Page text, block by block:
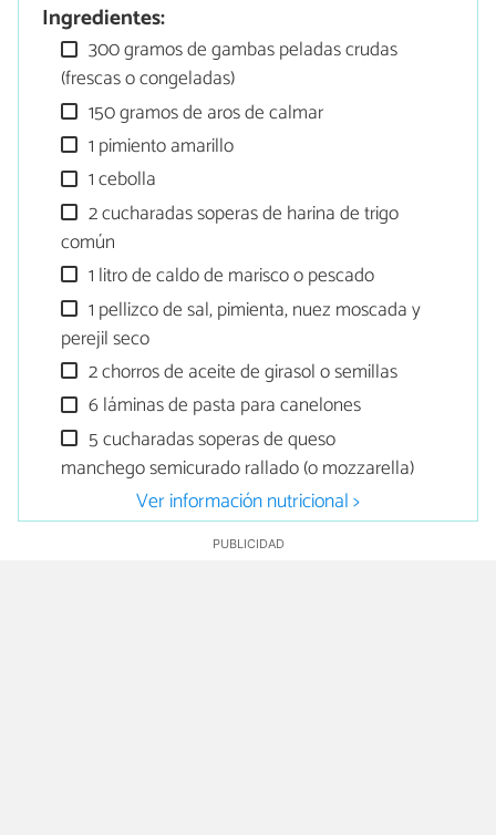
Ingredientes:
300 gramos de gambas peladas crudas
(frescas o congeladas)
150 gramos de aros de calmar
1 pimiento amarillo
1 cebolla
2 cucharadas soperas de harina de trigo
común
1 litro de caldo de marisco o pescado
1 pellizco de sal, pimienta, nuez moscada y
perejil seco
2 chorros de aceite de girasol o semillas
6 láminas de pasta para canelones
5 cucharadas soperas de queso
manchego semicurado rallado (o mozzarella)
Ver información nutricional >